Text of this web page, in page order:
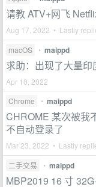
请教 ATV+网飞
Aug 17, 2022 • Lastly
macOS • maippd
求助：出现了大量
Apr 10, 2022
Chrome
• maippd
CHROME 某次被我
不自动登录了
Mar 23, 2022 • Lastly
二手交易 • maippd
MBP2019 16 寸